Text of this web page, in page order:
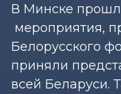
В Минске
мероприятия,
Белорусского
приняли
всей Беларуси.